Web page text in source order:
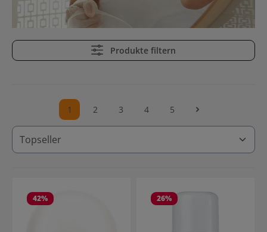
Produkte filtern
Seite
1 Seite
2 Seite
3 Seite
4 Seite
5
42% 26%